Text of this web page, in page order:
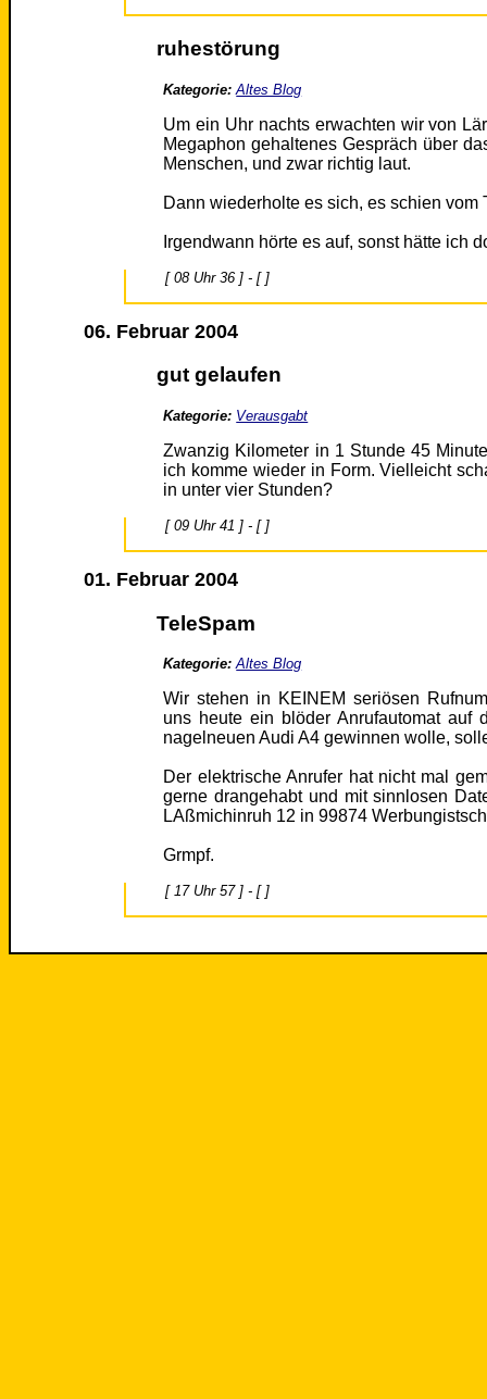
ruhestörung
Kategorie: Altes Blog
Um ein Uhr nachts erwachten wir von
Megaphon gehaltenes Gespräch über
Menschen, und zwar richtig laut.
Dann wiederholte es sich, es schien vom
Irgendwann hörte es auf, sonst hätte ich
[ 08 Uhr 36 ] - [ ]
06. Februar 2004
gut gelaufen
Kategorie: Verausgabt
Zwanzig Kilometer in 1 Stunde 45
ich komme wieder in Form. Vielleicht
in unter vier Stunden?
[ 09 Uhr 41 ] - [ ]
01. Februar 2004
TeleSpam
Kategorie: Altes Blog
Wir stehen in KEINEM seriösen
uns heute ein blöder Anrufautomat auf
nagelneuen Audi A4 gewinnen wolle,
Der elektrische Anrufer hat nicht mal
gerne drangehabt und mit sinnlosen
LAßmichinruh 12 in 99874
Grmpf.
[ 17 Uhr 57 ] - [ ]